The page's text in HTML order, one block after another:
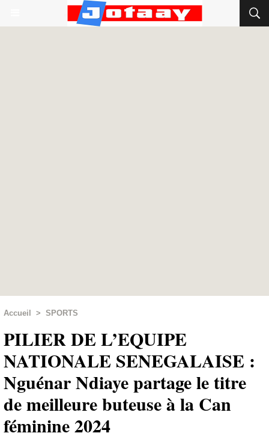
Accueil > SPORTS
PILIER DE L’EQUIPE
NATIONALE SENEGALAISE :
Nguénar Ndiaye partage le titre
de meilleure buteuse à la Can
féminine 2024